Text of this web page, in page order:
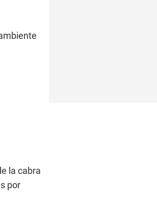
la cabra
por